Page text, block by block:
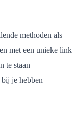
methoden als
met een unieke link
te staan
je hebben